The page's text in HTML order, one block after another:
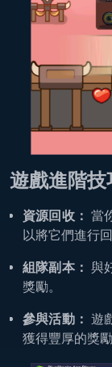
遊戲進階技
資源回收： 當
以將它們進行
組隊副本： 與
獎勵。
參與活動： 遊
獲得豐厚的獎勵